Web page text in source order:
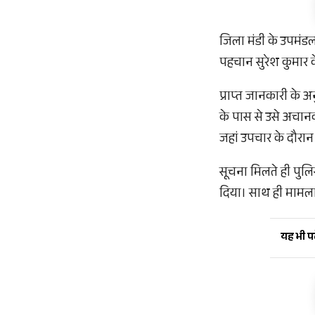
जिला मंडी के
पहचान सुरेश कुमार
प्राप्त जानकारी के
के पास से उसे
जहां उपचार के
सूचना मिलते ही
दिया। साथ ही
यह भी